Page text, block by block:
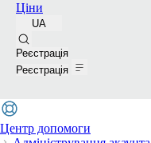
Ціни
UA
Реєстрація
Реєстрація
Центр допомоги